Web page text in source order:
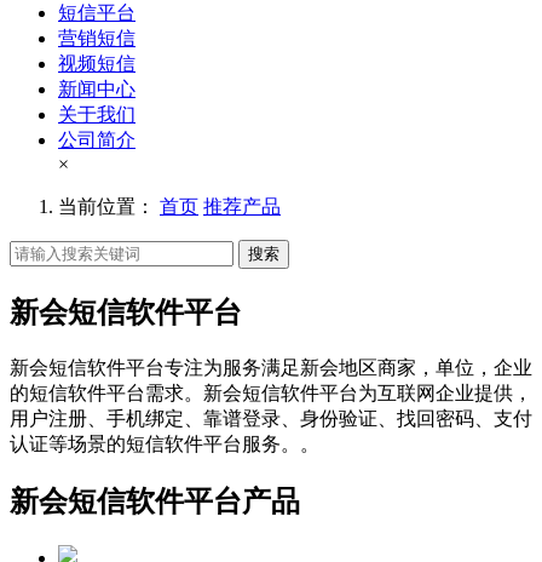
短信平台
营销短信
视频短信
新闻中心
关于我们
公司简介
×
当前位置： 首页 推荐产品
搜索
新会短信软件平台
新会短信软件平台专注为服务满足新会地区商家，单位，企业
的短信软件平台需求。新会短信软件平台为互联网企业提供，
用户注册、手机绑定、靠谱登录、身份验证、找回密码、支付
认证等场景的短信软件平台服务。。
新会短信软件平台产品